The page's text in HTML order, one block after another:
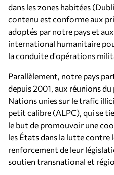
dans les zones habitées
contenu est conforme aux
adoptés par notre pays et
international humanitaire
la conduite d'opérations
Parallèlement, notre pays
depuis 2001, aux réunions
Nations unies sur le trafic
petit calibre (ALPC), qui se
le but de promouvoir une
les États dans la lutte contre
renforcement de leur
soutien transnational et